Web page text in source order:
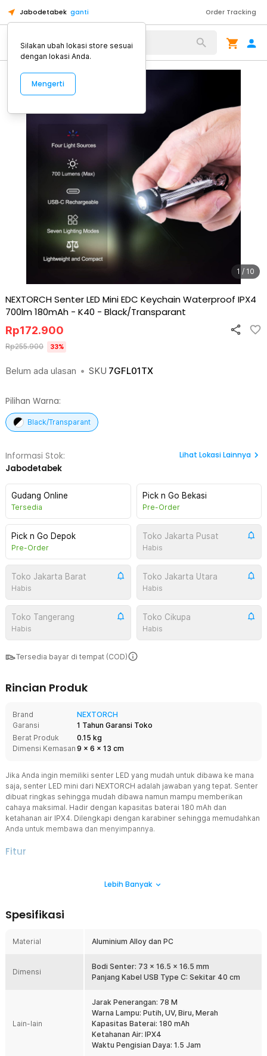
Jabodetabek ganti Order Tracking
Alat Kopi
1 / 10
NEXTORCH Senter LED Mini EDC Keychain Waterproof IPX4
700lm 180mAh - K40 - Black/Transparant
Belum ada ulasan • SKU 7GFL01TX
Rp172.900
Rp255.900 33%
Pilihan Warna:
Black/Transparant
Informasi Stok:
Jabodetabek
Lihat Lokasi Lainnya
Gudang Online
Tersedia
Pick n Go Bekasi
Pre-Order
Pick n Go Depok
Pre-Order
Toko Jakarta Pusat
Habis
Toko Jakarta Barat
Habis
Toko Jakarta Utara
Habis
Toko Tangerang
Habis
Toko Cikupa
Habis
Tersedia bayar di tempat (COD)
Rincian Produk
Brand
NEXTORCH
Garansi
1 Tahun Garansi Toko
Berat Produk
0.15 kg
Dimensi Kemasan 9 x 6 x 13 cm
Jika Anda ingin memiliki senter LED yang mudah untuk dibawa ke mana
saja, senter LED mini dari NEXTORCH adalah jawaban yang tepat. Senter
dibuat ringkas sehingga mudah dibawa namun mampu memberikan
cahaya maksimal. Hadir dengan kapasitas baterai 180 mAh dan
ketahanan air IPX4. Dilengkapi dengan karabiner sehingga memudahkan
Anda untuk membawa dan menyimpannya.
Fitur
Senter LED mini dari NEXTORCH mampu menghasilkan cahaya
maksimal, senter ini cocok dibawa untuk membantu menerangi
atau minim cahaya.
Untuk penerangan utama, senter menggunakan lampu LED dengan
cahaya putih. Selain itu, senter mini ini juga memiliki lampu UV,
berbagai mode lampu ini, Anda bisa menggunakannya sesuai
dengan kebutuhan untuk penerangan, emergency, dan lainnya.
Atur Cahaya Lampu
Penerangan utamanya memiliki 3 tingkat kecerahan yang bisa Anda
atur dengan mudah. Anda hanya perlu menekan tombol yang
Lebih Banyak
Spesifikasi
Material Aluminium Alloy dan PC
Dimensi
Bodi Senter: 73 x 16.5 x 16.5 mm
Panjang Kabel USB Type C: Sekitar 40 cm
Lain-lain
Jarak Penerangan: 78 M
Warna Lampu: Putih, UV, Biru, Merah
Kapasitas Baterai: 180 mAh
Ketahanan Air: IPX4
Waktu Pengisian Daya: 1.5 Jam
Silakan ubah lokasi store sesuai
dengan lokasi Anda.
Mengerti